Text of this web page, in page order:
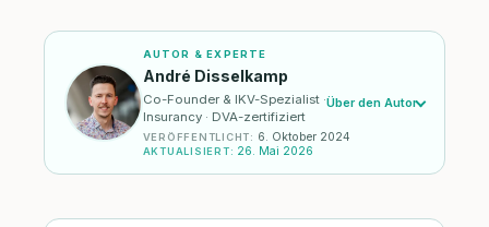
AUTOR & EXPERTE
André Disselkamp
Co-Founder & IKV-Spezialist ·
Insurancy · DVA-zertifiziert
VERÖFFENTLICHT: 6. Oktober 2024
AKTUALISIERT: 26. Mai 2026
Über den Autor